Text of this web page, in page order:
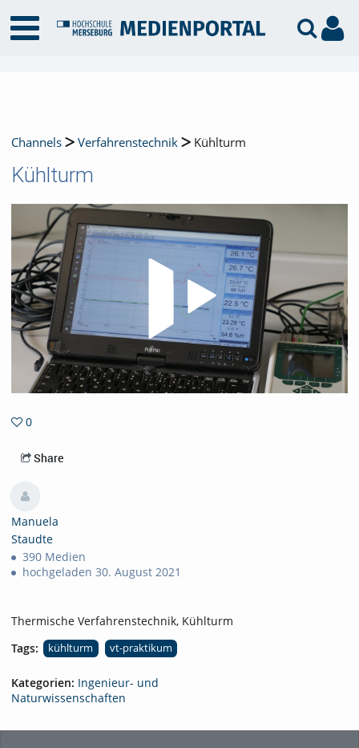
Channels Verfahrenstechnik Kühlturm
Kühlturm
0
Share
Manuela
Staudte
390 Medien
hochgeladen 30. August 2021
Thermische Verfahrenstechnik, Kühlturm
Tags:
kühlturm vt-praktikum
Kategorien: Ingenieur- und
Naturwissenschaften